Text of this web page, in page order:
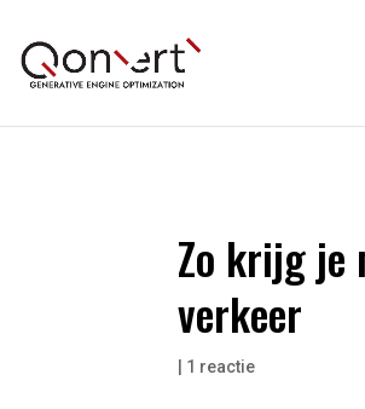
Zo krijg je
verkeer
1 reactie